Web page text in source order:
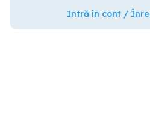
Intră în cont /